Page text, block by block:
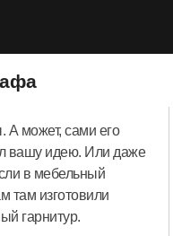
может, сами его
вашу идею. Или даже
в мебельный
там изготовили
гарнитур.